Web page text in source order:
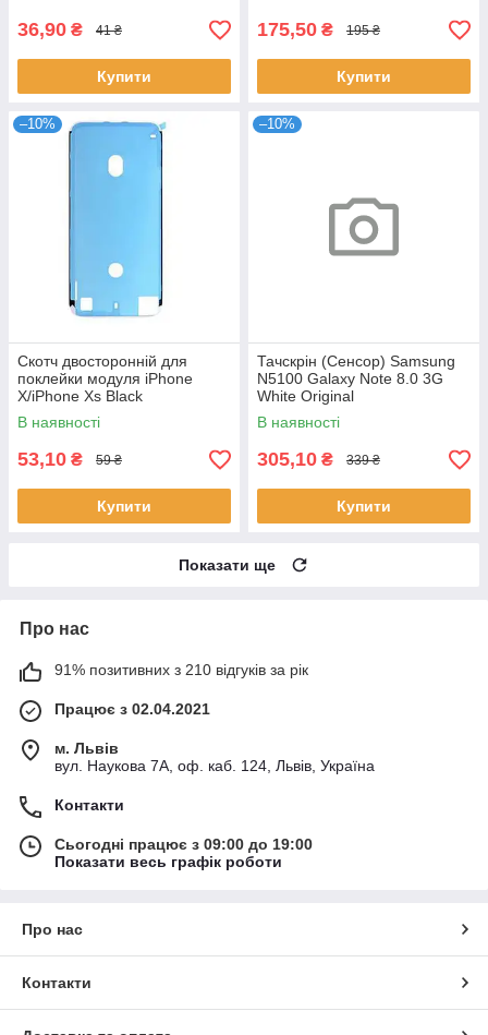
36,90 ₴ 41 ₴
Купити
175,50 ₴ 195 ₴
Купити
–10%
Скотч двосторонній для
поклейки модуля iPhone
X/iPhone Xs Black
В наявності
53,10 ₴ 59 ₴
Купити
–10%
Тачскрін (Сенсор) Samsung
N5100 Galaxy Note 8.0 3G
White Original
В наявності
305,10 ₴ 339 ₴
Купити
Показати ще
Про нас
91% позитивних з 210 відгуків за рік
Працює з 02.04.2021
м. Львів
вул. Наукова 7А, оф. каб. 124, Львів, Україна
Контакти
Сьогодні працює з 09:00 до 19:00
Показати весь графік роботи
Про нас
Контакти